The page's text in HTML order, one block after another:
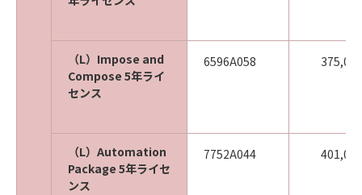
（L）Impose and
Compose 5年ライ
センス
6596A058
（L）Automation
Package 5年ライセ
ンス
7752A044